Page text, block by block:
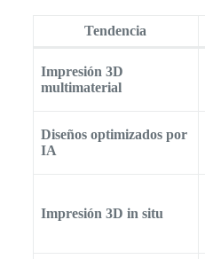
Tendencia
Impresión 3D
multimaterial
Diseños optimizados por
IA
Impresión 3D in situ